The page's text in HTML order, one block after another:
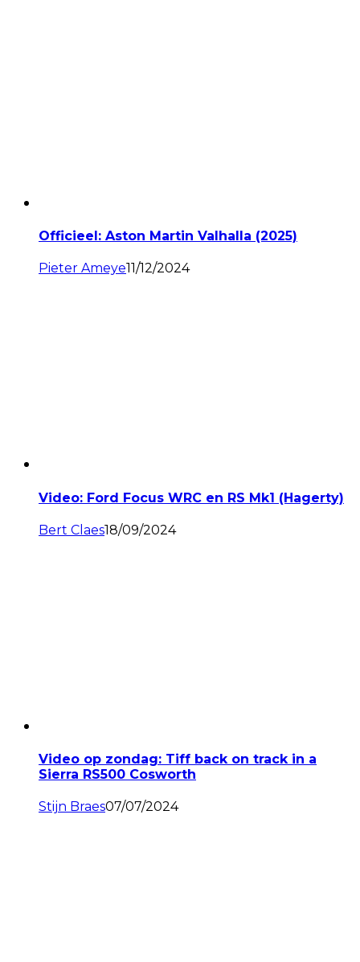
Officieel: Aston Martin Valhalla (2025)
Pieter Ameye11/12/2024
Video: Ford Focus WRC en RS Mk1 (Hagerty)
Bert Claes18/09/2024
Video op zondag: Tiff back on track in a
Sierra RS500 Cosworth
Stijn Braes07/07/2024